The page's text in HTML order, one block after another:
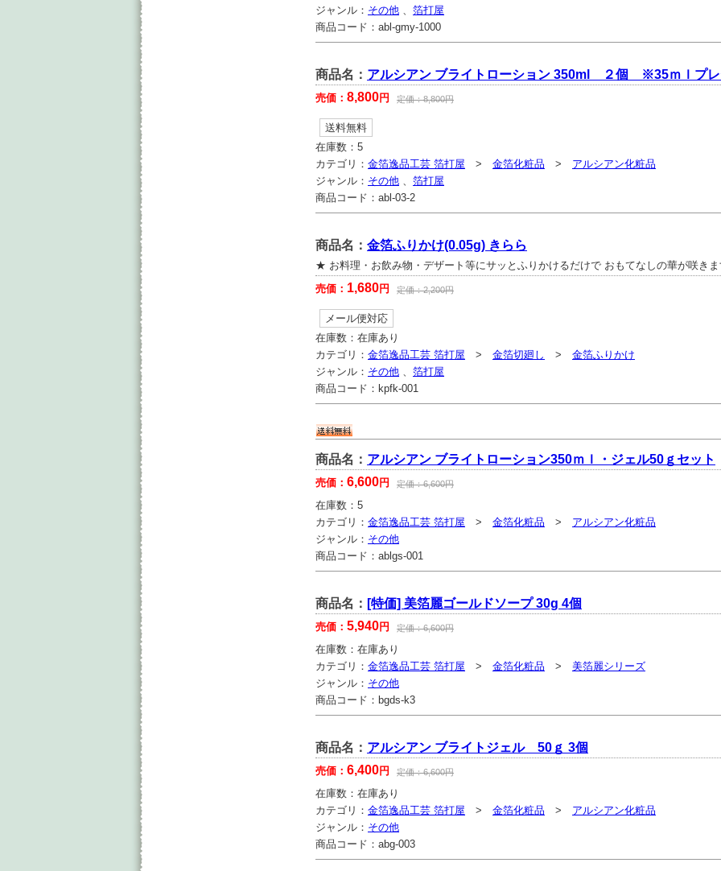
ジャンル： その他 、 箔打屋
商品コード： abl-gmy-1000
商品名： アルシアン ブライトローション 350ml ２個 ※35ｍｌプレ
売価： 8,800円 定価：8,800円
送料無料
在庫数： 5
カテゴリ： 金箔逸品工芸 箔打屋 > 金箔化粧品 > アルシアン化粧品
ジャンル： その他 、 箔打屋
商品コード： abl-03-2
商品名： 金箔ふりかけ(0.05g) きらら
★ お料理・お飲み物・デザート等にサッとふりかけるだけで おもてなしの華が咲き
売価： 1,680円 定価：2,200円
メール便対応
在庫数： 在庫あり
カテゴリ： 金箔逸品工芸 箔打屋 > 金箔切廻し > 金箔ふりかけ
ジャンル： その他 、 箔打屋
商品コード： kpfk-001
商品名： アルシアン ブライトローション350ｍｌ・ジェル50ｇセット
売価： 6,600円 定価：6,600円
在庫数： 5
カテゴリ： 金箔逸品工芸 箔打屋 > 金箔化粧品 > アルシアン化粧品
ジャンル： その他
商品コード： ablgs-001
商品名： [特価] 美箔麗ゴールドソープ 30g 4個
売価： 5,940円 定価：6,600円
在庫数： 在庫あり
カテゴリ： 金箔逸品工芸 箔打屋 > 金箔化粧品 > 美箔麗シリーズ
ジャンル： その他
商品コード： bgds-k3
商品名： アルシアン ブライトジェル 50ｇ 3個
売価： 6,400円 定価：6,600円
在庫数： 在庫あり
カテゴリ： 金箔逸品工芸 箔打屋 > 金箔化粧品 > アルシアン化粧品
ジャンル： その他
商品コード： abg-003